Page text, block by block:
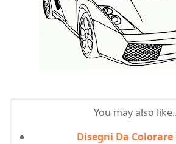
You may also
Disegni Da Colorare